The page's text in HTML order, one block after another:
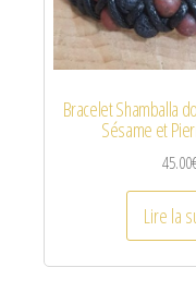
Bracelet Shamballa
Sésame et
45.00
Lire la